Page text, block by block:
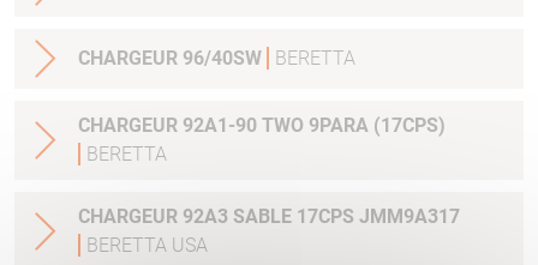
CHARGEUR 96/40SW BERETTA
CHARGEUR 92A1-90 TWO 9PARA (17CPS)
BERETTA
CHARGEUR 92A3 SABLE 17CPS JMM9A317
BERETTA USA